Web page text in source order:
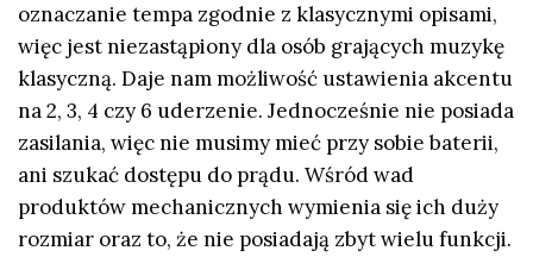
oznaczanie tempa zgodnie z klasycznymi opisami,
więc jest niezastąpiony dla osób grających muzykę
klasyczną. Daje nam możliwość ustawienia akcentu
na 2, 3, 4 czy 6 uderzenie. Jednocześnie nie posiada
zasilania, więc nie musimy mieć przy sobie baterii,
ani szukać dostępu do prądu. Wśród wad
produktów mechanicznych wymienia się ich duży
rozmiar oraz to, że nie posiadają zbyt wielu funkcji.